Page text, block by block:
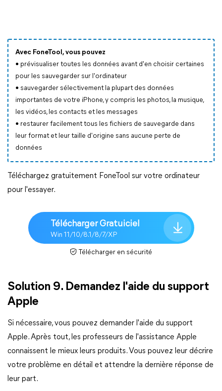
Avec FoneTool, vous pouvez
• prévisualiser toutes les données avant d'en choisir certaines
pour les sauvegarder sur l'ordinateur
• sauvegarder sélectivement la plupart des données
importantes de votre iPhone, y compris les photos, la musique,
les vidéos, les contacts et les messages
• restaurer facilement tous les fichiers de sauvegarde dans
leur format et leur taille d'origine sans aucune perte de
données
Téléchargez gratuitement FoneTool sur votre ordinateur
pour l'essayer.
Télécharger Gratuiciel
Win 11/10/8.1/8/7/XP
Télécharger en sécurité
Solution 9. Demandez l'aide du support
Apple
Si nécessaire, vous pouvez demander l'aide du support
Apple. Après tout, les professeurs de l'assistance Apple
connaissent le mieux leurs produits. Vous pouvez leur décrire
votre problème en détail et attendre la dernière réponse de
leur part.